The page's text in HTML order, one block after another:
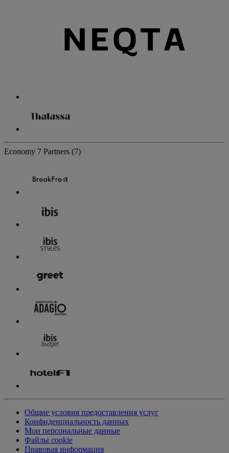
Economy 7 Partners (7)
Общие условия предоставления услуг
Конфиденциальность данных
Мои персональные данные
Файлы cookie
Правовая информация